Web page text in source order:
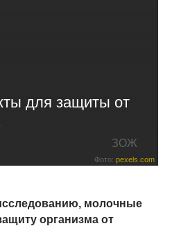
для защиты от
ЗОЖ
Фото: pexels.com
молочные
организма от